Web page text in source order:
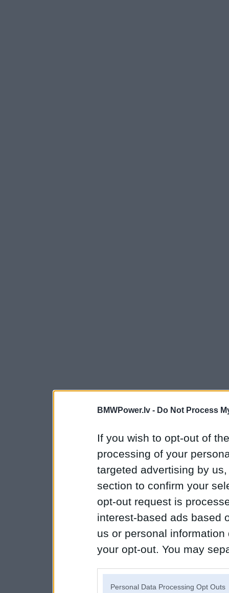
BMWPower.lv - Do Not Process
If you wish to opt-out of
processing of your
targeted advertising by
section to confirm your
opt-out request is
interest-based ads based
us or personal
your opt-out. You may
Personal Data Processing Opt Outs